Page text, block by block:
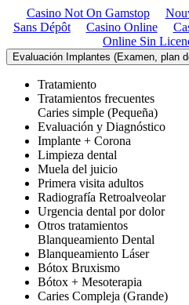
Casino Not On Gamstop
Sans Dépôt
Casino Online
Online Sin
Evaluación Implantes (Examen, plan
Tratamiento
Tratamientos frecuentes
Caries simple (Pequeña)
Evaluación y Diagnóstico
Implante + Corona
Limpieza dental
Muela del juicio
Primera visita adultos
Radiografía Retroalveolar
Urgencia dental por dolor
Otros tratamientos
Blanqueamiento Dental
Blanqueamiento Láser
Bótox Bruxismo
Bótox + Mesoterapia
Caries Compleja (Grande)